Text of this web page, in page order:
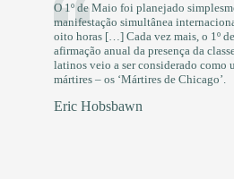
O 1º de Maio foi planejado
manifestação simultânea
oito horas […] Cada vez mais, o 1º
afirmação anual da presença da
latinos veio a ser considerado como
mártires – os ‘Mártires de Chicago’.
Eric Hobsbawn